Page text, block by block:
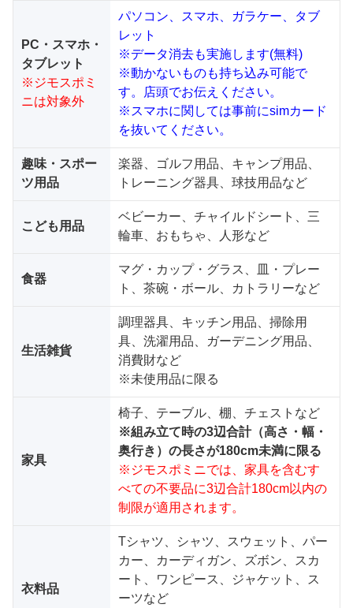
PC・スマホ・
タブレット
※ジモスポミ
ニは対象外
パソコン、スマホ、ガラケー、タブ
レット
※データ消去も実施します(無料)
※動かないものも持ち込み可能で
す。店頭でお伝えください。
※スマホに関しては事前にsimカード
を抜いてください。
趣味・スポー
ツ用品
楽器、ゴルフ用品、キャンプ用品、
トレーニング器具、球技用品など
こども用品
ベビーカー、チャイルドシート、三
輪車、おもちゃ、人形など
食器
マグ・カップ・グラス、皿・プレー
ト、茶碗・ボール、カトラリーなど
生活雑貨
調理器具、キッチン用品、掃除用
具、洗濯用品、ガーデニング用品、
消費財など
※未使用品に限る
家具
椅子、テーブル、棚、チェストなど
※組み立て時の3辺合計（高さ・幅・
奥行き）の長さが180cm未満に限る
※ジモスポミニでは、家具を含むす
べての不要品に3辺合計180cm以内の
制限が適用されます。
衣料品
Tシャツ、シャツ、スウェット、パー
カー、カーディガン、ズボン、スカ
ート、ワンピース、ジャケット、ス
ーツなど